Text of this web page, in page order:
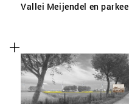
Vallei Meijendel en